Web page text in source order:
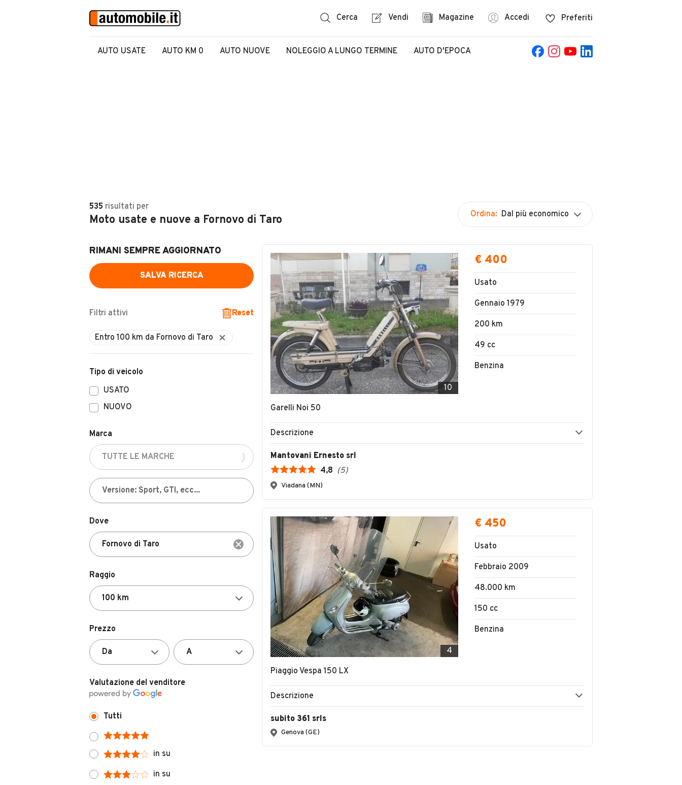
Cerca Vendi Magazine Accedi Preferiti
AUTO USATE AUTO KM 0 AUTO NUOVE NOLEGGIO A LUNGO TERMINE AUTO D'EPOCA
535 risultati per
Moto usate e nuove a Fornovo di Taro Ordina: Dal più economico
RIMANI SEMPRE AGGIORNATO
SALVA RICERCA
Filtri attivi Reset
Entro 100 km da Fornovo di Taro
Tipo di veicolo
USATO
NUOVO
Marca
Dove
Raggio
Prezzo
Valutazione del venditore
Tutti
in su
in su